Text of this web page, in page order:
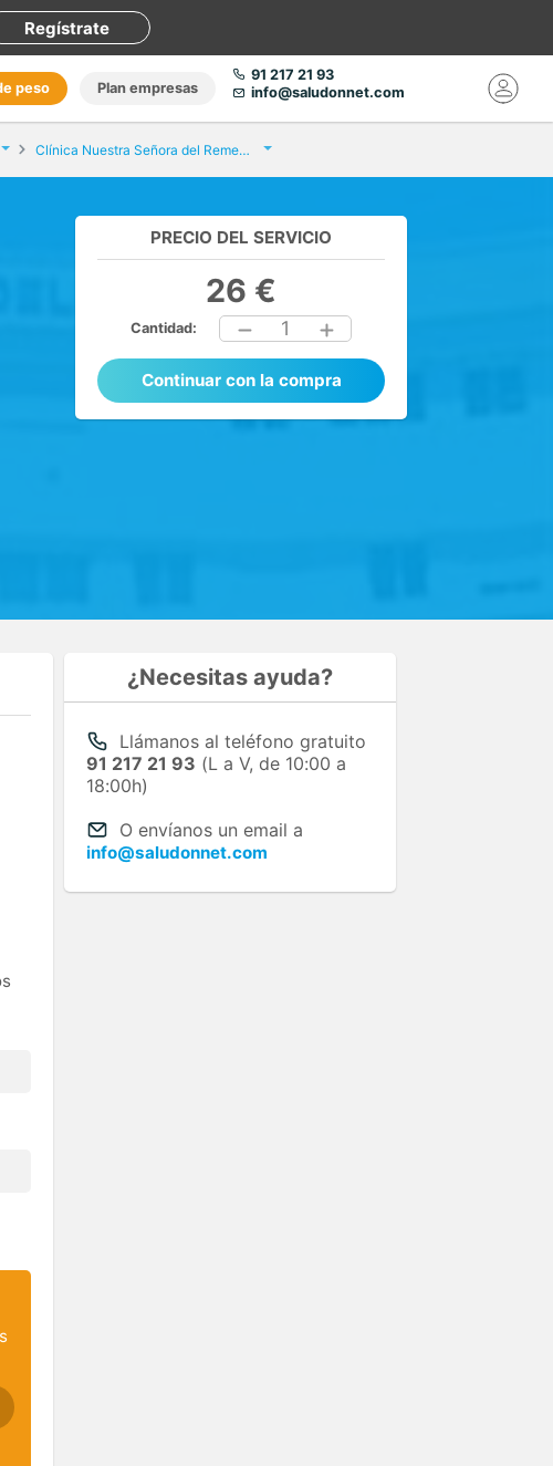
Regístrate
peso Plan empresas
91 217 21 93
info@saludonnet.com
Clínica Nuestra Señora del Remedio
PRECIO DEL SERVICIO
26 €
Cantidad: 1
Continuar con la compra
¿Necesitas ayuda?
Llámanos al teléfono gratuito
91 217 21 93 (L a V, de 10:00 a
18:00h)
O envíanos un email a
info@saludonnet.com